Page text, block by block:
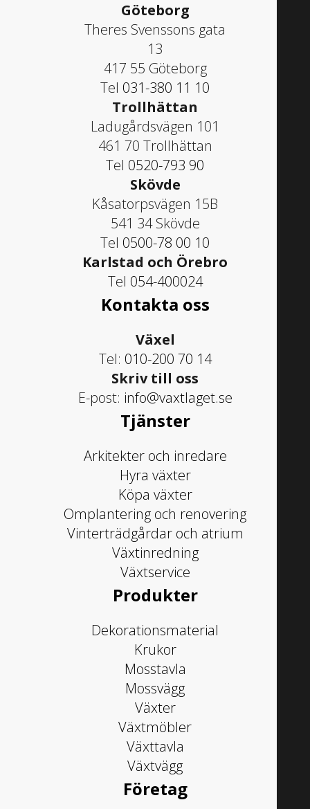
Göteborg
Theres Svenssons gata
13
417 55 Göteborg
Tel 031-380 11 10
Trollhättan
Ladugårdsvägen 101
461 70 Trollhättan
Tel 0520-793 90
Skövde
Kåsatorpsvägen 15B
541 34 Skövde
Tel 0500-78 00 10
Karlstad och Örebro
Tel 054-400024
Kontakta oss
Växel
Tel: 010-200 70 14
Skriv till oss
E-post: info@vaxtlaget.se
Tjänster
Arkitekter och inredare
Hyra växter
Köpa växter
Omplantering och renovering
Vinterträdgårdar och atrium
Växtinredning
Växtservice
Produkter
Dekorationsmaterial
Krukor
Mosstavla
Mossvägg
Växter
Växtmöbler
Växttavla
Växtvägg
Företag